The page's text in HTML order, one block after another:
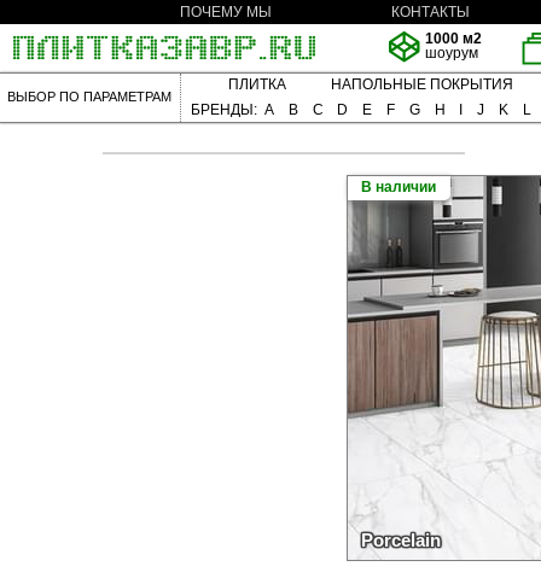
ПОЧЕМУ МЫ
КОНТАКТЫ
1000 м2
шоурум
ВЫБОР ПО ПАРАМЕТРАМ
ПЛИТКА
НАПОЛЬНЫЕ ПОКРЫТИЯ
БРЕНДЫ: A B C D E F G H J K L
В наличии
Porcelain